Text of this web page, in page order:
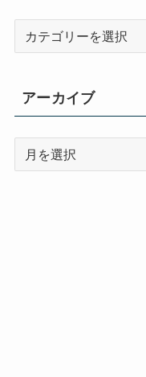
ー
アーカイブ